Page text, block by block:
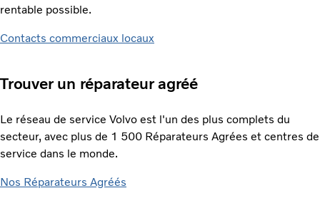
rentable possible.
Contacts commerciaux locaux
Trouver un réparateur agréé
Le réseau de service Volvo est l'un des plus complets du
secteur, avec plus de 1 500 Réparateurs Agrées et centres de
service dans le monde.
Nos Réparateurs Agréés